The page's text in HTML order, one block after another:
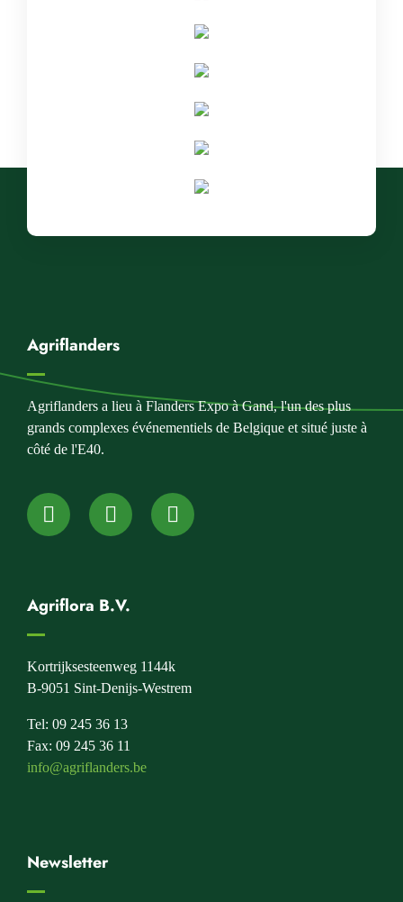
Agriflanders
Agriflanders a lieu à Flanders Expo à Gand, l'un des plus
grands complexes événementiels de Belgique et situé juste à
côté de l'E40.
Agriflora B.V.
Kortrijksesteenweg 1144k
B-9051 Sint-Denijs-Westrem
Tel: 09 245 36 13
Fax: 09 245 36 11
info@agriflanders.be
Newsletter